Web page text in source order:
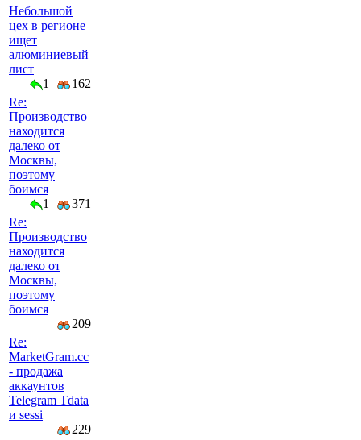
Небольшой
цех в регионе
ищет
алюминиевый
лист
1
162
Re:
Производство
находится
далеко от
Москвы,
поэтому
боимся
1
371
Re:
Производство
находится
далеко от
Москвы,
поэтому
боимся
209
Re:
MarketGram.cc
- продажа
аккаунтов
Telegram Tdata
и sessi
229